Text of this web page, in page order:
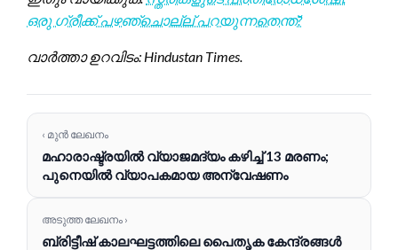
ഒരു ഗ്രീക്ക് പഴഞ്ചൊല്ല് പറയുന്നതെന്ത്?
വാർത്താ ഉറവിടം: Hindustan Times.
‹ മുൻ ലേഖനം
മഹാരാഷ്ട്രയിൽ വ്യാജമദ്യം കഴിച്ച് 13 മരണം;
പുനെയിൽ വ്യാപകമായ അന്വേഷണം
അടുത്ത ലേഖനം ›
ബ്രിട്ടീഷ് കാലഘട്ടത്തിലെ പൈതൃക കേന്ദ്രങ്ങൾ